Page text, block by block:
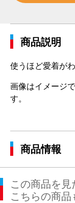
商品説明
使うほど愛着が
画像はイメージ
す。
商品情報
この商品を見
こちらの商品